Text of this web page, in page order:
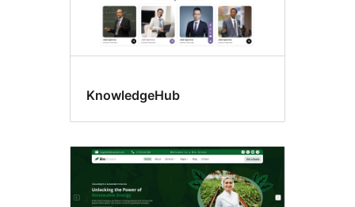
KnowledgeHub